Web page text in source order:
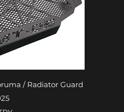
/ Radiator Guard